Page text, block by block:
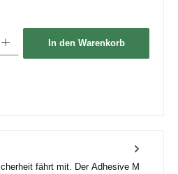
In den Warenkorb
fährt mit. Der Adhesive M